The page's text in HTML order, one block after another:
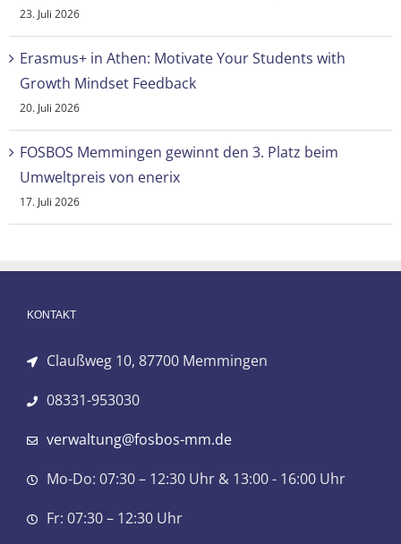
23. Juli 2026
Erasmus+ in Athen: Motivate Your Students with
Growth Mindset Feedback
20. Juli 2026
FOSBOS Memmingen gewinnt den 3. Platz beim
Umweltpreis von enerix
17. Juli 2026
KONTAKT
Claußweg 10, 87700 Memmingen
08331-953030
verwaltung@fosbos-mm.de
Mo-Do: 07:30 – 12:30 Uhr & 13:00 - 16:00 Uhr
Fr: 07:30 – 12:30 Uhr